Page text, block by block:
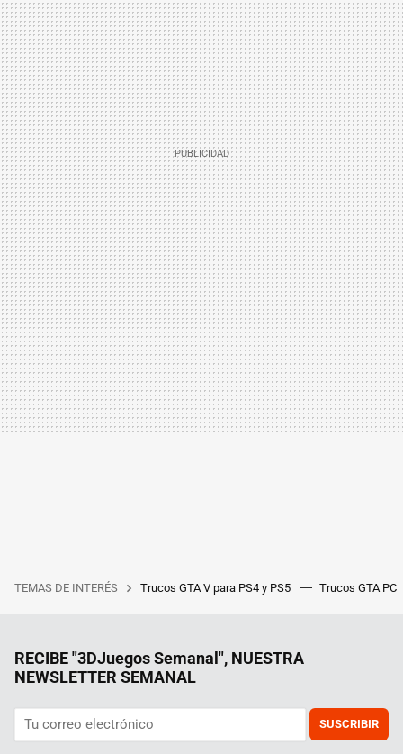
TEMAS DE INTERÉS Trucos GTA V para PS4 y PS5 Trucos GTA PC
RECIBE "3DJuegos Semanal", NUESTRA
NEWSLETTER SEMANAL
SUSCRIBIR